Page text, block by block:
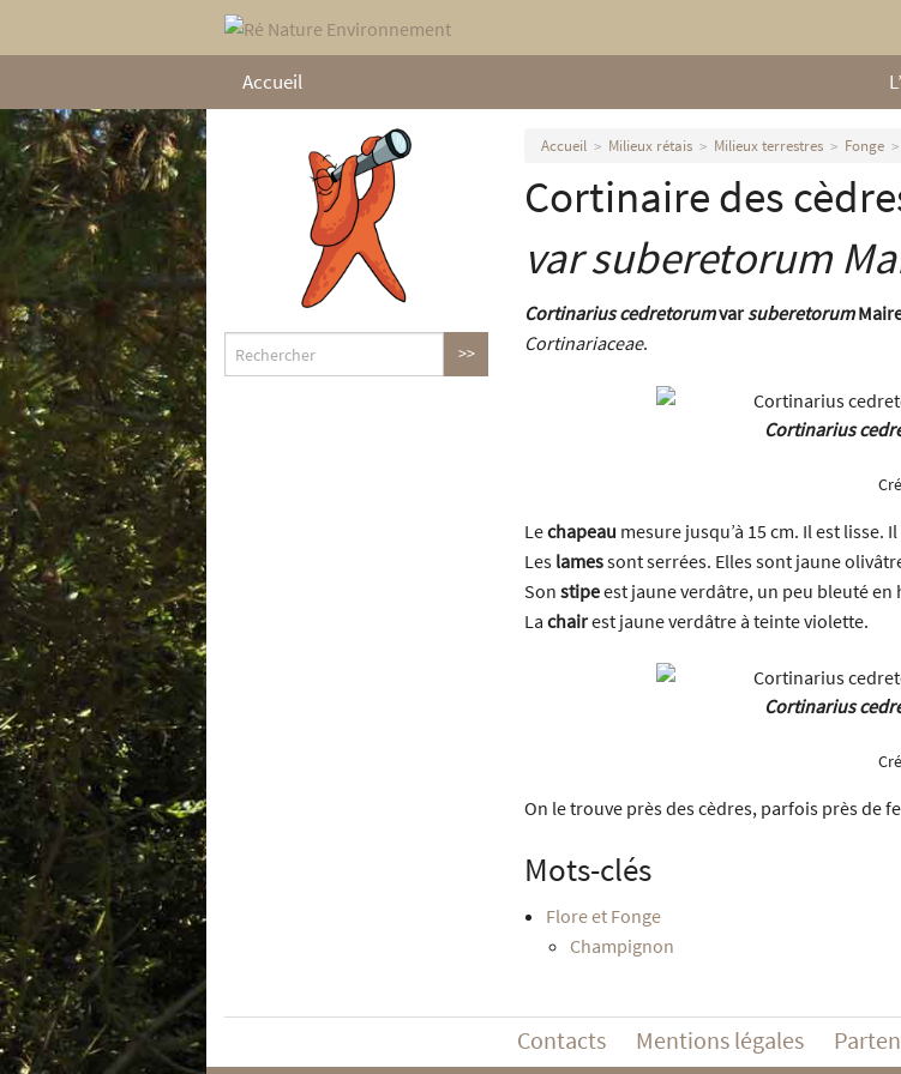
Accueil
Accueil Milieux rétais Milieux terrestres Fonge
Cortinaire des
varsuberetorum
Cortinarius cedretorumvarsuberetorum
Cortinariaceae.
Cortinarius
Lechapeau mesure jusqu’à 15 cm. Il est lisse.
Les lamessont serrées. Elles sont jaune
Son stipeest jaune verdâtre, un peu bleuté en
La chairest jaune verdâtre à teinte violette.
Cortinarius
On le trouve près des cèdres, parfois près de
Mots-clés
Flore et Fonge
Champignon
Contacts Mentions légales